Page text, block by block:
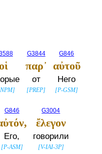
]
G3844
παρ᾽
от
[PREP]
G846
αὐτοῦ
Него
[P-GSM]
G846
Его,
[P-ASM]
G3004
ἔλεγον
говорили
[V-IAI-3P]